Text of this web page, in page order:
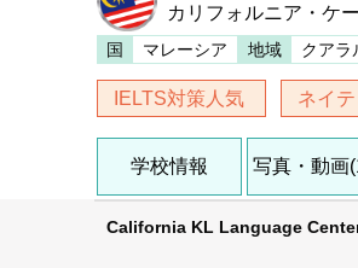
カリフォルニア・ケ
国 マレーシア 地域 クアラ
IELTS対策人気 ネイ
学校情報 写真・動画
California KL Language